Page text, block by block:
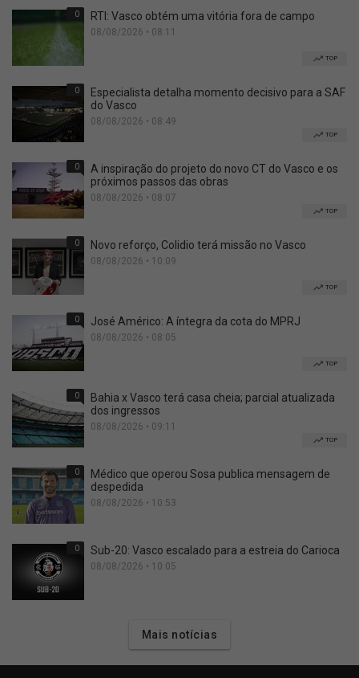
0 RTI: Vasco obtém uma vitória fora de campo
08/08/2026 • 08:11
TOP
0
Especialista detalha momento decisivo para a SAF
do Vasco
08/08/2026 • 08:49
TOP
0
A inspiração do projeto do novo CT do Vasco e os
próximos passos das obras
08/08/2026 • 08:07
TOP
0 Novo reforço, Colidio terá missão no Vasco
08/08/2026 • 10:09
TOP
0 José Américo: A íntegra da cota do MPRJ
08/08/2026 • 08:05
TOP
0
Bahia x Vasco terá casa cheia; parcial atualizada
dos ingressos
08/08/2026 • 09:11
TOP
0
Médico que operou Sosa publica mensagem de
despedida
08/08/2026 • 10:53
0 Sub-20: Vasco escalado para a estreia do Carioca
08/08/2026 • 10:05
Mais notícias